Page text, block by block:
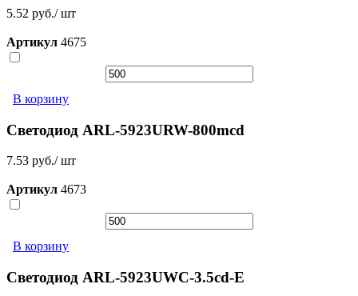
5.52 руб./ шт
Артикул 4675
В корзину
Светодиод ARL-5923URW-800mcd
7.53 руб./ шт
Артикул 4673
В корзину
Светодиод ARL-5923UWC-3.5cd-E